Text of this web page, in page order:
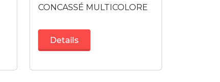
CONCASSÉ MULTICOLORE
Details